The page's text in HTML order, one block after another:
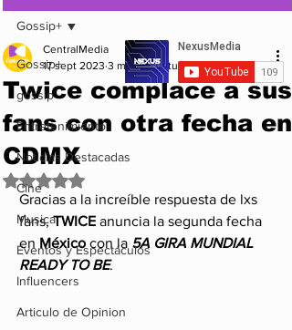
Gossip+
gossip
Entretenimiento
Noticias Destacadas
Cine
Musica
Eventos y Espectáculos
Influencers
Articulo de Opinion
Gossip+
Twice complace a sus
fans con otra fecha en
CDMX
CentralMedia
17 sept 2023 3 min de lectura
Obtuvo NaN de 5 estrellas.
Gracias a la increíble respuesta de lxs
fans, TWICE anuncia la segunda fecha
en México con la 5A GIRA MUNDIAL
READY TO BE.